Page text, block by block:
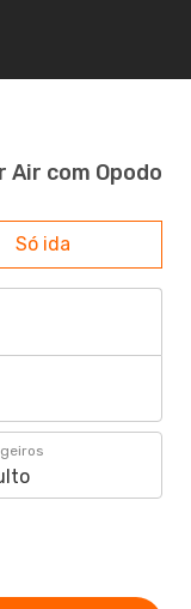
Air com Opodo
Só ida